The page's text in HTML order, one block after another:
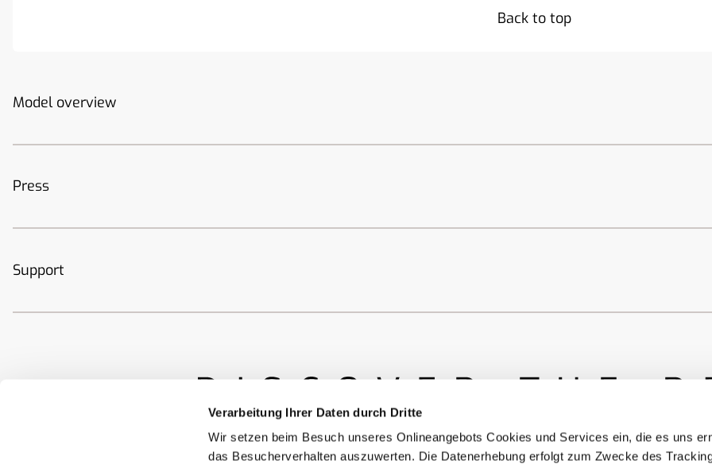
Verarbeitung Ihrer Daten durch Dritte
Wir setzen beim Besuch unseres Onlineangebots Cookies und Services ein, die es uns
das Besucherverhalten auszuwerten. Die Datenerhebung erfolgt zum Zwecke des
Back to top
Model overview
Press
Support